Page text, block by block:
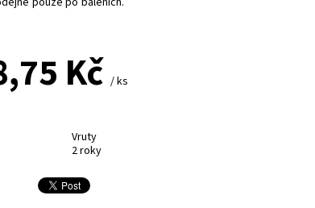
Kč / ks
Vruty
2 roky